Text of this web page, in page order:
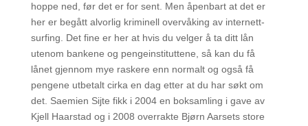
hoppe ned, før det er for sent. Men åpenbart at det er
her er begått alvorlig kriminell overvåking av internett-
surfing. Det fine er her at hvis du velger å ta ditt lån
utenom bankene og pengeinstituttene, så kan du få
lånet gjennom mye raskere enn normalt og også få
pengene utbetalt cirka en dag etter at du har søkt om
det. Saemien Sijte fikk i 2004 en boksamling i gave av
Kjell Haarstad og i 2008 overrakte Bjørn Aarsets store